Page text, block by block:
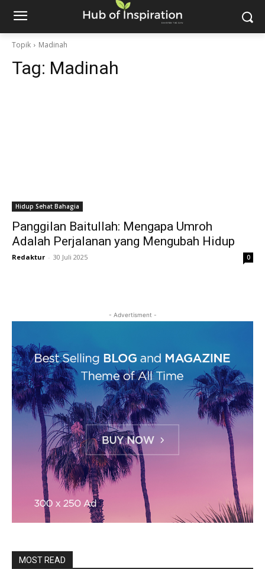
Topik Madinah
Tag: Madinah
Hidup Sehat Bahagia
Panggilan Baitullah: Mengapa Umroh
Adalah Perjalanan yang Mengubah Hidup
Redaktur - 30 Juli 2025 0
- Advertisment -
MOST READ